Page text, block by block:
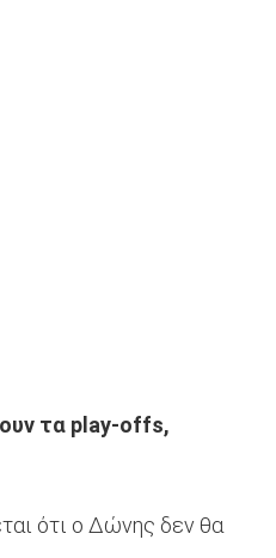
τα play-offs,
ότι ο Δώνης δεν θα